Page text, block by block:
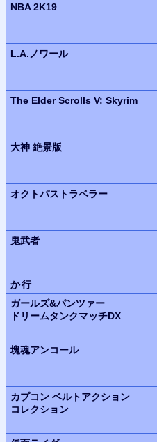
NBA 2K19
L.A. ノワール
The Elder Scrolls V: Skyrim
大神 絶景版
オクトパストラベラー
鬼武者
か行
ガールズ&パンツァー
ドリームタンクマッチDX
塊魂アンコール
カプコン ベルトアクション
コレクション